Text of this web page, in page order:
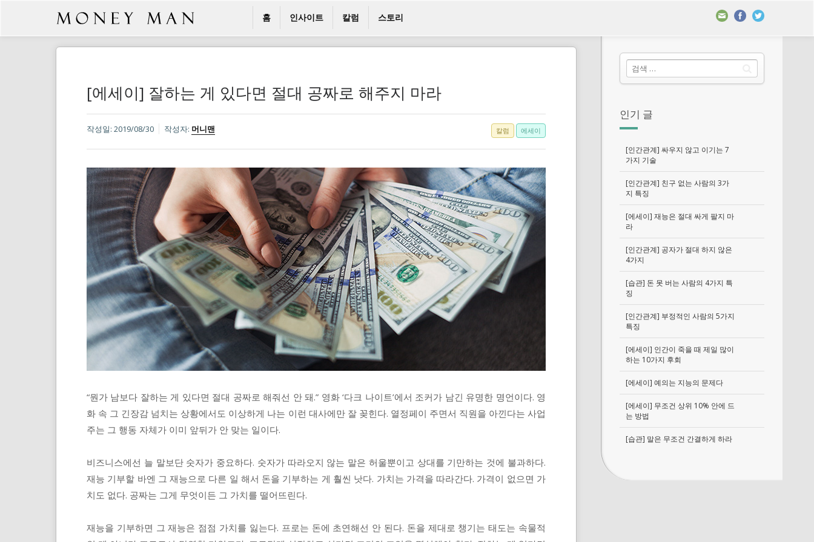
홈 인사이트 칼럼 스토리
인기 글
[인간관계] 싸우지 않고 이기는 7
가지 기술
[인간관계] 친구 없는 사람의 3가
지 특징
[에세이] 재능은 절대 싸게 팔지 마
라
[인간관계] 공자가 절대 하지 않은
4가지
[습관] 돈 못 버는 사람의 4가지 특
징
[인간관계] 부정적인 사람의 5가지
특징
[에세이] 인간이 죽을 때 제일 많이
하는 10가지 후회
[에세이] 예의는 지능의 문제다
[에세이] 무조건 상위 10% 안에 드
는 방법
[습관] 말은 무조건 간결하게 하라
[에세이] 잘하는 게 있다면 절대 공짜로 해주지 마라
작성일: 2019/08/30 작성자: 머니맨 에세이
칼럼
“뭔가 남보다 잘하는 게 있다면 절대 공짜로 해줘선 안 돼.” 영화 ‘다크 나이트’에서 조커가 남긴 유명한 명언이다. 영
화 속 그 긴장감 넘치는 상황에서도 이상하게 나는 이런 대사에만 잘 꽂힌다. 열정페이 주면서 직원을 아낀다는 사업
주는 그 행동 자체가 이미 앞뒤가 안 맞는 일이다.
비즈니스에선 늘 말보단 숫자가 중요하다. 숫자가 따라오지 않는 말은 허울뿐이고 상대를 기만하는 것에 불과하다.
재능 기부할 바엔 그 재능으로 다른 일 해서 돈을 기부하는 게 훨씬 낫다. 가치는 가격을 따라간다. 가격이 없으면 가
치도 없다. 공짜는 그게 무엇이든 그 가치를 떨어뜨린다.
재능을 기부하면 그 재능은 점점 가치를 잃는다. 프로는 돈에 초연해선 안 된다. 돈을 제대로 챙기는 태도는 속물적